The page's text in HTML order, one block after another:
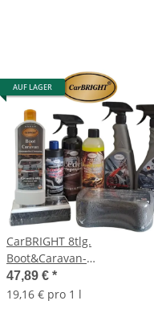
AUF LAGER
CarBRIGHT 8tlg.
Boot&Caravan-
Pflegeset/Exterior-Set für die
gründliche&professionelle
47,89 € *
19,16 € pro 1 l